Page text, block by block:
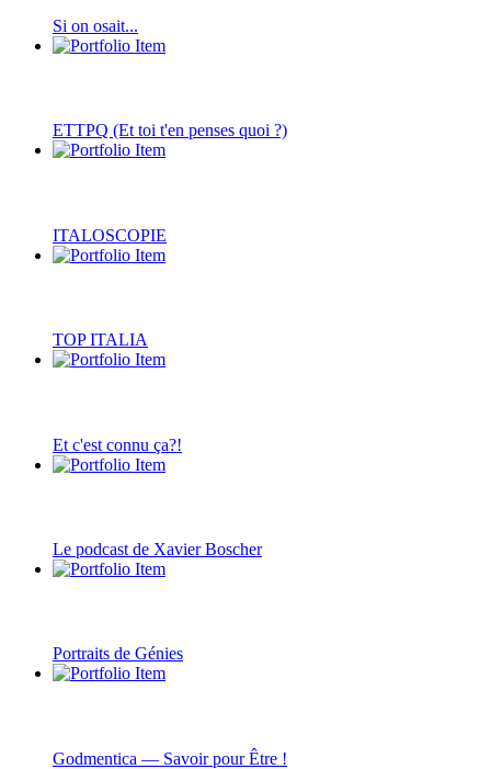
Si on osait...
ETTPQ (Et toi t'en penses quoi ?)
ITALOSCOPIE
TOP ITALIA
Et c'est connu ça?!
Le podcast de Xavier Boscher
Portraits de Génies
Godmentica — Savoir pour Être !